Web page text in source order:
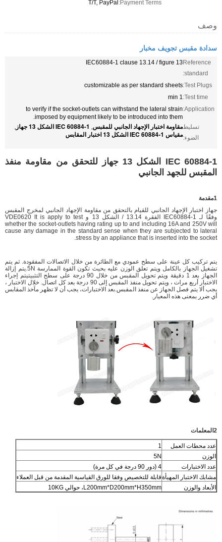
Payment Terms:
T/T, PayPal
وصف
سدادة مقبس تجويف مخبار
Reference
standard:
IEC60884-1 clause 13.14 / figure 13
Test Plugs:
customizable as per standard sheets
Test time:
1 min
Application:
to verify if the socket-outlets can withstand the lateral strain
imposed by equipment likely to be introduced into them.
تسليط
الضوء:
مقاومة اختبار الإجهاد الجانبي للمقبس, IEC 60884-1 الشكل 13 جهاز ,
مقياس IEC 60884-1 الشكل 13 اختبار المقابس
IEC 60884-1 الشكل 13 جهاز للتحقق من مقاومة منفذ
المقبس للجهد الجانبي
1مقدمة
جهاز اختبار الإجهاد الجانبي للقيام بالتحقق من مقاومة الإجهاد الجانبي لمخرج المقبس
وفقًا لـ IEC60884-1 الفقرة 13.14 / الشكل 13 و VDE0620 It is apply to test
whether the socket-outlets having rating up to and including 16A and 250V will
cause any damage in the standard sense when they are subjected to lateral
stress by an appliance that is inserted into the socket.
يتم تركيب كل عينة على سطح عمودي مع الطائرة من خلال الاتصالات المفقودة. ثم يتم
تشغيل الجهاز بالكامل ويتم تعلق الوزن عليه بحيث تكون القوة الممارسة 5N.يتم إزالة
الجهاز بعد 1 دقيقة ويتم تحويل المقبس من خلال 90 درجة على سطح التثبيتيتم إجراء
الاختبار أربع مرات ، ويتم تحويل منفذ المقبس إلى 90 درجة بعد كل اتصال. خلال الاختبار ،
يجب ألا يتم فصل الجهاز عن منفذ المقبس.بعد الاختبارات، يجب أن لا تظهر مآخذ المقابس
أي ضرر بمعنى هذه المعيار.
2المعلمات
عدد محطات العمل
1
الوزن
5N
عدد الاختبارات
4 (دور 90 درجة في كل مرة)
مشابك الاختبار المهيأةقابلة للتخصيص وفقا للورق القياسية المقدمة من قبل العملاء
الأبعاد والوزن
L200mm*D200mm*H350mm، حوالي 10KG